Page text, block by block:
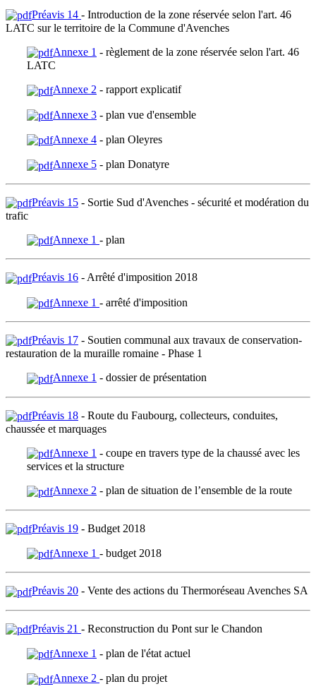
Préavis 14 - Introduction de la zone réservée selon l'art. 46
LATC sur le territoire de la Commune d'Avenches
Annexe 1 - règlement de la zone réservée selon l'art. 46
LATC
Annexe 2 - rapport explicatif
Annexe 3 - plan vue d'ensemble
Annexe 4 - plan Oleyres
Annexe 5 - plan Donatyre
Préavis 15 - Sortie Sud d'Avenches - sécurité et modération du
trafic
Annexe 1 - plan
Préavis 16 - Arrêté d'imposition 2018
Annexe 1 - arrêté d'imposition
Préavis 17 - Soutien communal aux travaux de conservation-
restauration de la muraille romaine - Phase 1
Annexe 1 - dossier de présentation
Préavis 18 - Route du Faubourg, collecteurs, conduites,
chaussée et marquages
Annexe 1 - coupe en travers type de la chaussé avec les
services et la structure
Annexe 2 - plan de situation de l’ensemble de la route
Préavis 19 - Budget 2018
Annexe 1 - budget 2018
Préavis 20 - Vente des actions du Thermoréseau Avenches SA
Préavis 21 - Reconstruction du Pont sur le Chandon
Annexe 1 - plan de l'état actuel
Annexe 2 - plan du projet